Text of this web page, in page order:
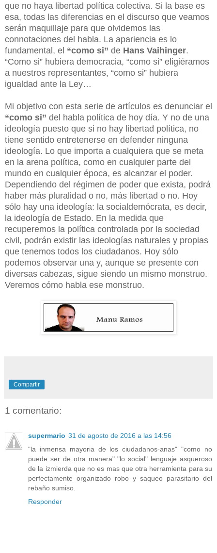
que no haya libertad política colectiva. Si la base es
esa, todas las diferencias en el discurso que veamos
serán maquillaje para que olvidemos las
connotaciones del habla. La apariencia es lo
fundamental, el “como si” de Hans Vaihinger.
“Como si” hubiera democracia, “como si” eligiéramos
a nuestros representantes, “como si” hubiera
igualdad ante la Ley…
Mi objetivo con esta serie de artículos es denunciar el
“como si” del habla política de hoy día. Y no de una
ideología puesto que si no hay libertad política, no
tiene sentido entretenerse en defender ninguna
ideología. Lo que importa a cualquiera que se meta
en la arena política, como en cualquier parte del
mundo en cualquier época, es alcanzar el poder.
Dependiendo del régimen de poder que exista, podrá
haber más pluralidad o no, más libertad o no. Hoy
sólo hay una ideología: la socialdemócrata, es decir,
la ideología de Estado. En la medida que
recuperemos la política controlada por la sociedad
civil, podrán existir las ideologías naturales y propias
que tenemos todos los ciudadanos. Hoy sólo
podemos observar una y, aunque se presente con
diversas cabezas, sigue siendo un mismo monstruo.
Veremos cómo habla ese monstruo.
Compartir
1 comentario:
supermario 31 de agosto de 2016 a las 14:56
"la inmensa mayoria de los ciudadanos-anas" "como no
puede ser de otra manera" "lo social" lenguaje asqueroso
de la izmierda que no es mas que otra herramienta para su
perfectamente organizado robo y saqueo parasitario del
rebaño sumiso.
Responder